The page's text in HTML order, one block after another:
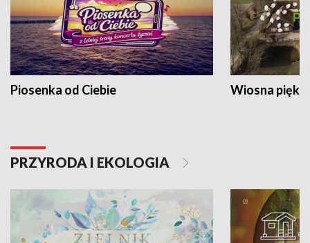
Piosenka od Ciebie Wiosna
PRZYRODA I EKOLOGIA